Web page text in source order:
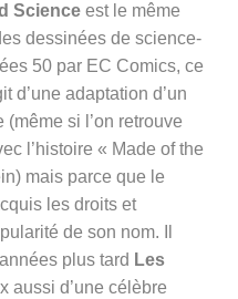
Science est le même
dessinées de science-
50 par EC Comics, ce
d’une adaptation d’un
si l’on retrouve
l’histoire « Made of the
mais parce que le
les droits et
de son nom. Il
plus tard Les
aussi d’une célèbre